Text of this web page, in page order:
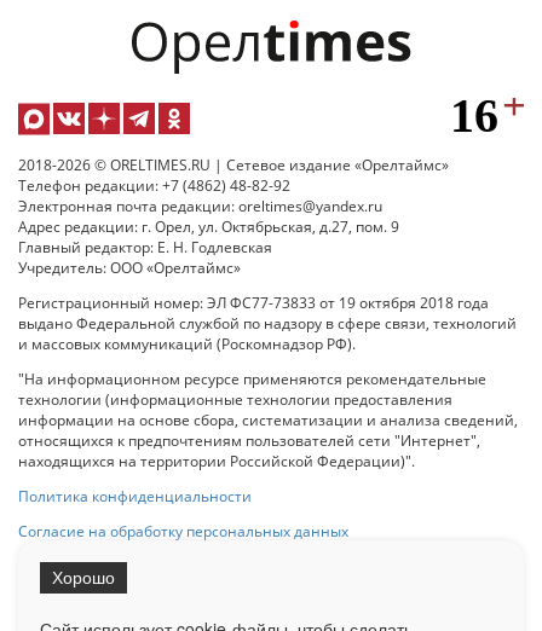
2018-2026 © ORELTIMES.RU | Сетевое издание «Орелтаймс»
Телефон редакции: +7 (4862) 48-82-92
Электронная почта редакции: oreltimes@yandex.ru
Адрес редакции: г. Орел, ул. Октябрьская, д.27, пом. 9
Главный редактор: Е. Н. Годлевская
Учредитель: ООО «Орелтаймс»
Регистрационный номер: ЭЛ ФС77-73833 от 19 октября 2018 года
выдано Федеральной службой по надзору в сфере связи, технологий
и массовых коммуникаций (Роскомнадзор РФ).
"На информационном ресурсе применяются рекомендательные
технологии (информационные технологии предоставления
информации на основе сбора, систематизации и анализа сведений,
относящихся к предпочтениям пользователей сети "Интернет",
находящихся на территории Российской Федерации)".
Политика конфиденциальности
Согласие на обработку персональных данных
на Сетевое издание «ОрелТаймс» обязательна.
Хорошо